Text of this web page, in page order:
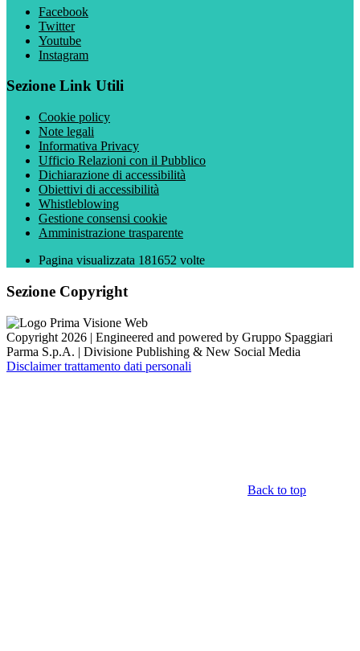
Facebook
Twitter
Youtube
Instagram
Sezione Link Utili
Cookie policy
Note legali
Informativa Privacy
Ufficio Relazioni con il Pubblico
Dichiarazione di accessibilità
Obiettivi di accessibilità
Whistleblowing
Gestione consensi cookie
Amministrazione trasparente
Pagina visualizzata 181652 volte
Sezione Copyright
Copyright 2026 | Engineered and powered by Gruppo Spaggiari
Parma S.p.A. | Divisione Publishing & New Social Media
Disclaimer trattamento dati personali
Back to top